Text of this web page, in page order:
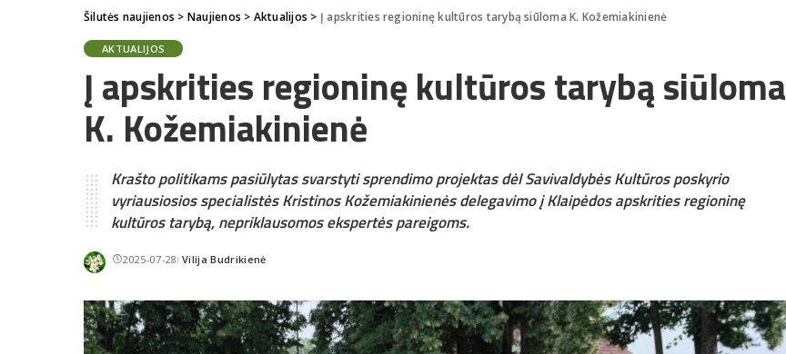
Šilutės naujienos > Naujienos > Aktualijos > Į apskrities regioninę kultūros tarybą siūloma K. Kožemiakinienė
AKTUALIJOS
Į apskrities regioninę kultūros tarybą siūloma
K. Kožemiakinienė
Krašto politikams pasiūlytas svarstyti sprendimo projektas dėl Savivaldybės Kultūros poskyrio
vyriausiosios specialistės Kristinos Kožemiakinienės delegavimo į Klaipėdos apskrities regioninę
kultūros tarybą, nepriklausomos ekspertės pareigoms.
2025-07-28Posted
Vilija Budrikienė